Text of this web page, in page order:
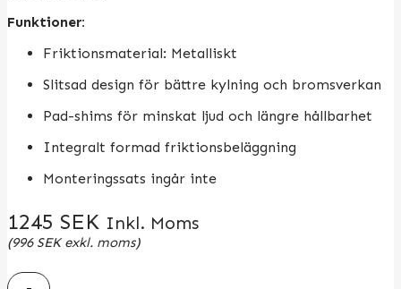
Funktioner:
Friktionsmaterial: Metalliskt
Slitsad design för bättre kylning och bromsverkan
Pad-shims för minskat ljud och längre hållbarhet
Integralt formad friktionsbeläggning
Monteringssats ingår inte
1245 SEK Inkl. Moms
(996 SEKexkl. moms)